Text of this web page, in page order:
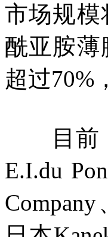
市场规模
酰亚胺薄
超过70%
目前，
E.I.du